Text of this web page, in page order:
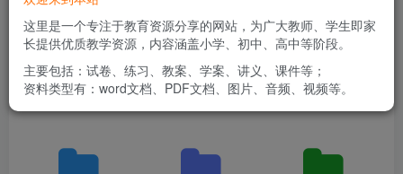
初中物理 初中化学 初中生物
这里是一个专注于教育资源分享的网站，为广大教师、学生即家
长提供优质教学资源，内容涵盖小学、初中、高中等阶段。
主要包括：试卷、练习、教案、学案、讲义、课件等；
资料类型有：word文档、PDF文档、图片、音频、视频等。